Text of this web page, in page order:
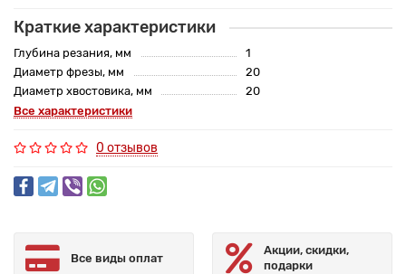
Краткие характеристики
Глубина резания, мм
1
Диаметр фрезы, мм
20
Диаметр хвостовика, мм
20
Все характеристики
0 отзывов
Все виды оплат
Акции, скидки,
подарки